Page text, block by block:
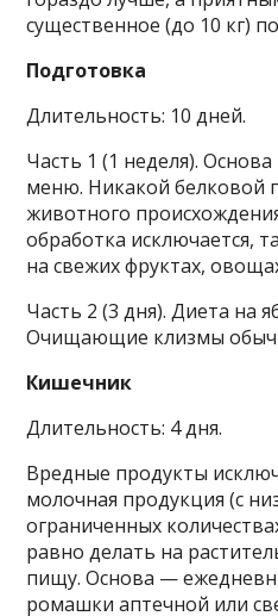
существенное (до 10 кг)
Подготовка
Длительность: 10 дней.
Часть 1 (1 неделя).
меню. Никакой белковой
животного
обработка исключается,
на свежих фруктах,
Часть 2 (3 дня). Диета на
Очищающие клизмы
Кишечник
Длительность: 4 дня.
Вредные продукты
молочная продукция (с
ограниченных
равно делать на
пищу. Основа —
ромашки аптечной или